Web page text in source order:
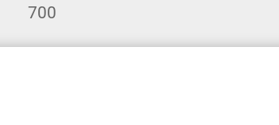
700